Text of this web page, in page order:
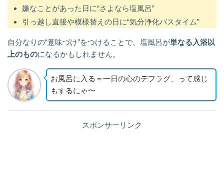
嫌なことがあった日に“さよなら塩風呂”
引っ越し直後や模様替えの日に“気分浄化バスタイム”
自分なりの“意味づけ”をつけることで、塩風呂が単なる入浴以
上のものになるかもしれません。
お風呂に入る＝一日の心のデフラグ、って感じ
もするにゃ〜
スポンサーリンク